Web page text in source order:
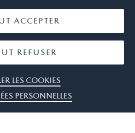
ACCEPTER
REFUSER
LES COOKIES
PERSONNELLES